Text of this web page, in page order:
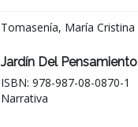
Tomasenía, María Cristina
Jardín Del Pensamiento
ISBN: 978-987-08-0870-1
Narrativa